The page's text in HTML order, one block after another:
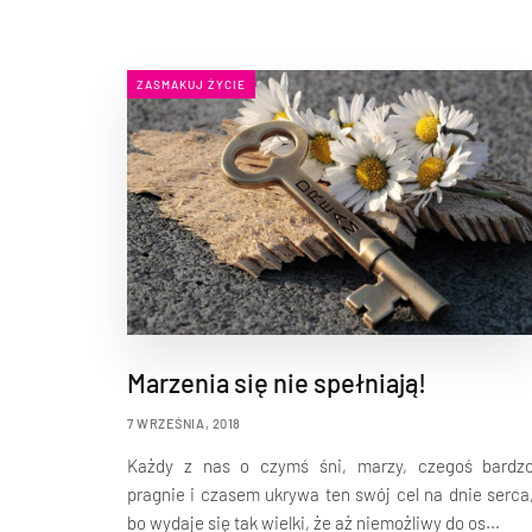
ZASMAKUJ ŻYCIE
Marzenia się nie spełniają!
7 WRZEŚNIA, 2018
Każdy z nas o czymś śni, marzy, czegoś
pragnie i czasem ukrywa ten swój cel na dnie
bo wydaje się tak wielki, że aż niemożliwy do os...